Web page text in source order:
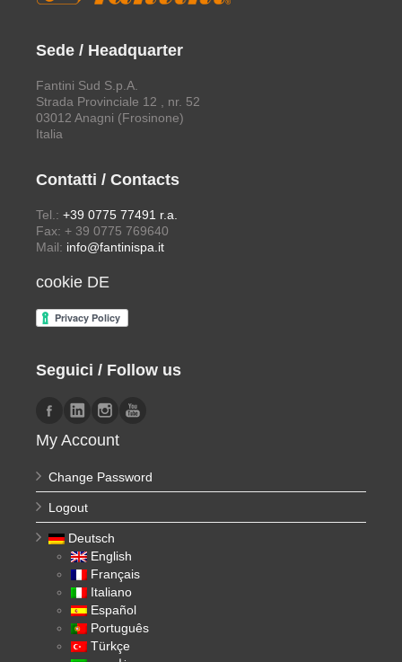
Sede / Headquarter
Fantini Sud S.p.A.
Strada Provinciale 12 , nr. 52
03012 Anagni (Frosinone)
Italia
Contatti / Contacts
Tel.: +39 0775 77491 r.a.
Fax: + 39 0775 769640
Mail: info@fantinispa.it
cookie DE
Seguici / Follow us
My Account
Change Password
Logout
Deutsch
English
Français
Italiano
Español
Português
Türkçe